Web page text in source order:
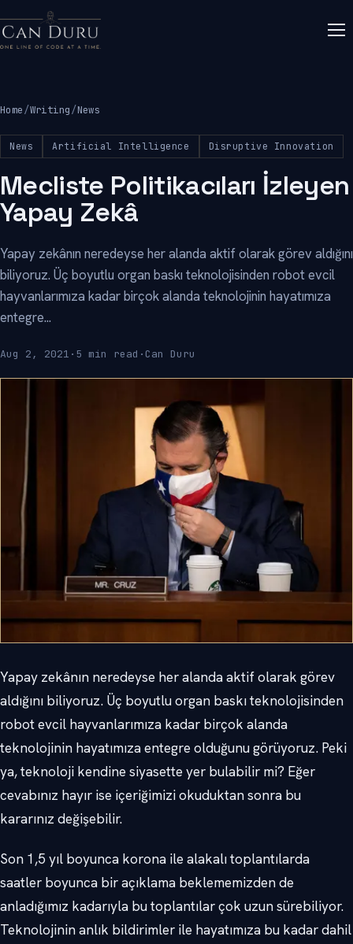
Home/Writing/News
News Artificial Intelligence Disruptive Innovation
Mecliste Politikacıları İzleyen
Yapay Zekâ
Yapay zekânın neredeyse her alanda aktif olarak görev aldığını
biliyoruz. Üç boyutlu organ baskı teknolojisinden robot evcil
hayvanlarımıza kadar birçok alanda teknolojinin hayatımıza
entegre...
Aug 2, 2021 · 5 min read · Can Duru
Yapay zekânın neredeyse her alanda aktif olarak görev
aldığını biliyoruz. Üç boyutlu organ baskı teknolojisinden
robot evcil hayvanlarımıza kadar birçok alanda
teknolojinin hayatımıza entegre olduğunu görüyoruz. Peki
ya, teknoloji kendine siyasette yer bulabilir mi? Eğer
cevabınız hayır ise içeriğimizi okuduktan sonra bu
kararınız değişebilir.
Son 1,5 yıl boyunca korona ile alakalı toplantılarda
saatler boyunca bir açıklama beklememizden de
anladığımız kadarıyla bu toplantılar çok uzun sürebiliyor.
Teknolojinin anlık bildirimler ile hayatımıza bu kadar dahil